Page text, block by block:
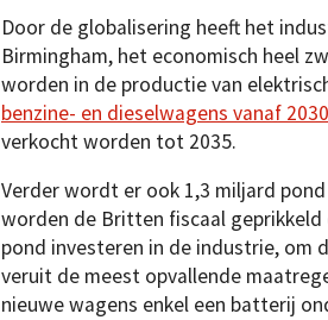
Door de globalisering heeft het
Birmingham, het economisch heel
worden in de productie van
benzine- en dieselwagens vanaf 2030
verkocht worden tot 2035.
Verder wordt er ook 1,3 miljard
worden de Britten fiscaal
pond investeren in de industrie, om
veruit de meest opvallende
nieuwe wagens enkel een batterij